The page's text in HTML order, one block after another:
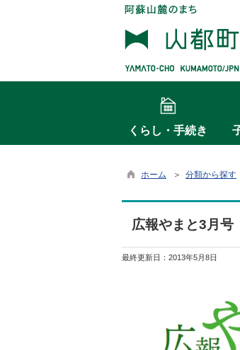
くらし・手続き
ホーム ＞ 分類から探す
広報やまと3月号
最終更新日： 2013年5月8日